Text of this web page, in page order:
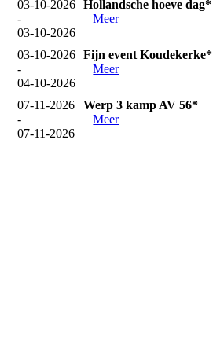
03-10-2026
-
03-10-2026
Hollandsche hoeve dag*
Meer
03-10-2026
-
04-10-2026
Fijn event Koudekerke*
Meer
07-11-2026
-
07-11-2026
Werp 3 kamp AV 56*
Meer